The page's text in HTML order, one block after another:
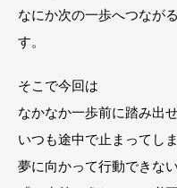
なにか次の一歩へつなが
す。
そこで今回は
なかなか一歩前に踏み出
いつも途中で止まってし
夢に向かって行動できな